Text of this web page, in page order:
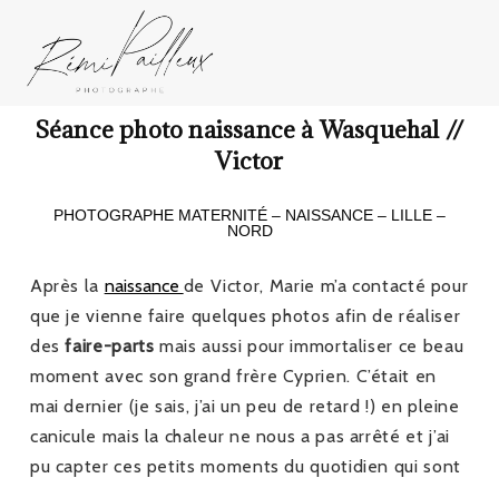
Séance photo naissance à Wasquehal //
Victor
PHOTOGRAPHE MATERNITÉ – NAISSANCE – LILLE –
NORD
Après la naissance de Victor, Marie m’a contacté pour
que je vienne faire quelques photos afin de réaliser
desfaire-parts mais aussi pour immortaliser ce beau
moment avec son grand frère Cyprien. C’était en
mai dernier (je sais, j’ai un peu de retard !) en pleine
canicule mais la chaleur ne nous a pas arrêté et j’ai
pu capter ces petits moments du quotidien qui sont